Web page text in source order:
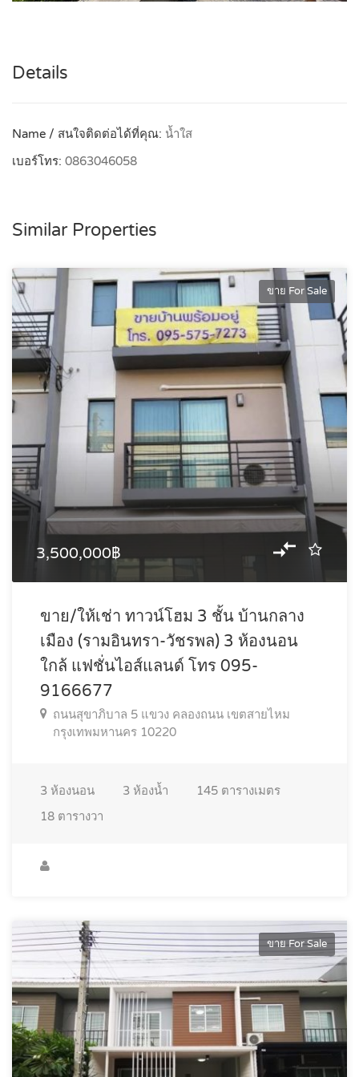
Details
Name / สนใจติดต่อได้ที่คุณ: น้ำใส
เบอร์โทร: 0863046058
Similar Properties
ขาย For Sale
3,500,000฿
ขาย/ให้เช่า ทาวน์โฮม 3 ชั้น บ้านกลาง
เมือง (รามอินทรา-วัชรพล) 3 ห้องนอน
ใกล้ แฟชั่นไอส์แลนด์ โทร 095-
9166677
ถนนสุขาภิบาล 5 แขวง คลองถนน เขตสายไหม
กรุงเทพมหานคร 10220
3 ห้องนอน 3 ห้องน้ำ 145 ตารางเมตร
18 ตารางวา
ขาย For Sale